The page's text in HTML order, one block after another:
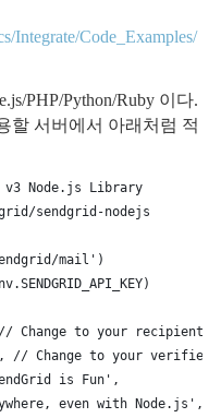
Integrate/Code_Examples/
PHP/Python/Ruby 이다.
할 서버에서 아래처럼 적
Node.js Library
sendgrid-nodejs
mail')
Change to your recipient
// Change to your verified
is Fun',
even with Node.js',